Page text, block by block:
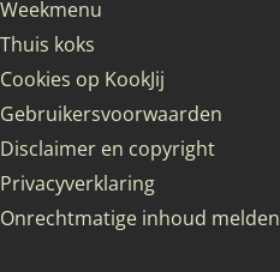
Weekmenu
Thuis koks
Cookies op KookJij
Gebruikersvoorwaarden
Disclaimer en copyright
Privacyverklaring
Onrechtmatige inhoud melden